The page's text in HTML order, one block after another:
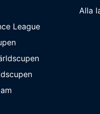
League
Alla